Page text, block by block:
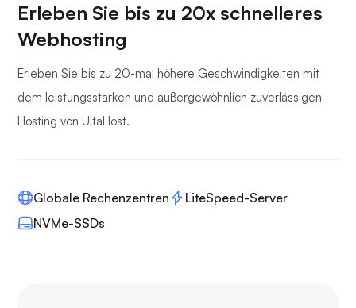
Erleben Sie bis zu 20x schnelleres
Webhosting
Erleben Sie bis zu 20-mal höhere Geschwindigkeiten mit
dem leistungsstarken und außergewöhnlich zuverlässigen
Hosting von UltaHost.
Globale Rechenzentren
LiteSpeed-Server
NVMe-SSDs